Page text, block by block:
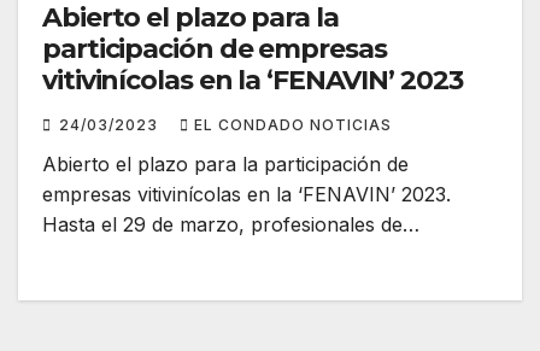
Abierto el plazo para la
participación de empresas
vitivinícolas en la ‘FENAVIN’ 2023
24/03/2023 EL CONDADO NOTICIAS
Abierto el plazo para la participación de
empresas vitivinícolas en la ‘FENAVIN’ 2023.
Hasta el 29 de marzo, profesionales de…